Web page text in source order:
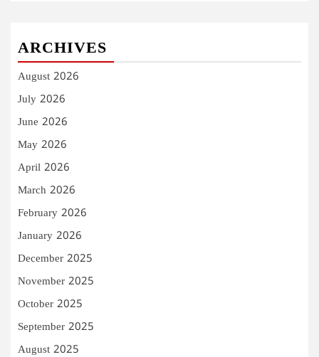
ARCHIVES
August 2026
July 2026
June 2026
May 2026
April 2026
March 2026
February 2026
January 2026
December 2025
November 2025
October 2025
September 2025
August 2025